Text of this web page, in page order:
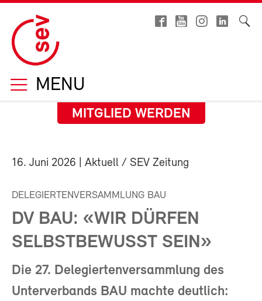
MENU
MITGLIED WERDEN
16. Juni 2026 | Aktuell / SEV Zeitung
DELEGIERTENVERSAMMLUNG BAU
DV BAU: «WIR DÜRFEN
SELBSTBEWUSST SEIN»
Die 27. Delegiertenversammlung des
Unterverbands BAU machte deutlich: